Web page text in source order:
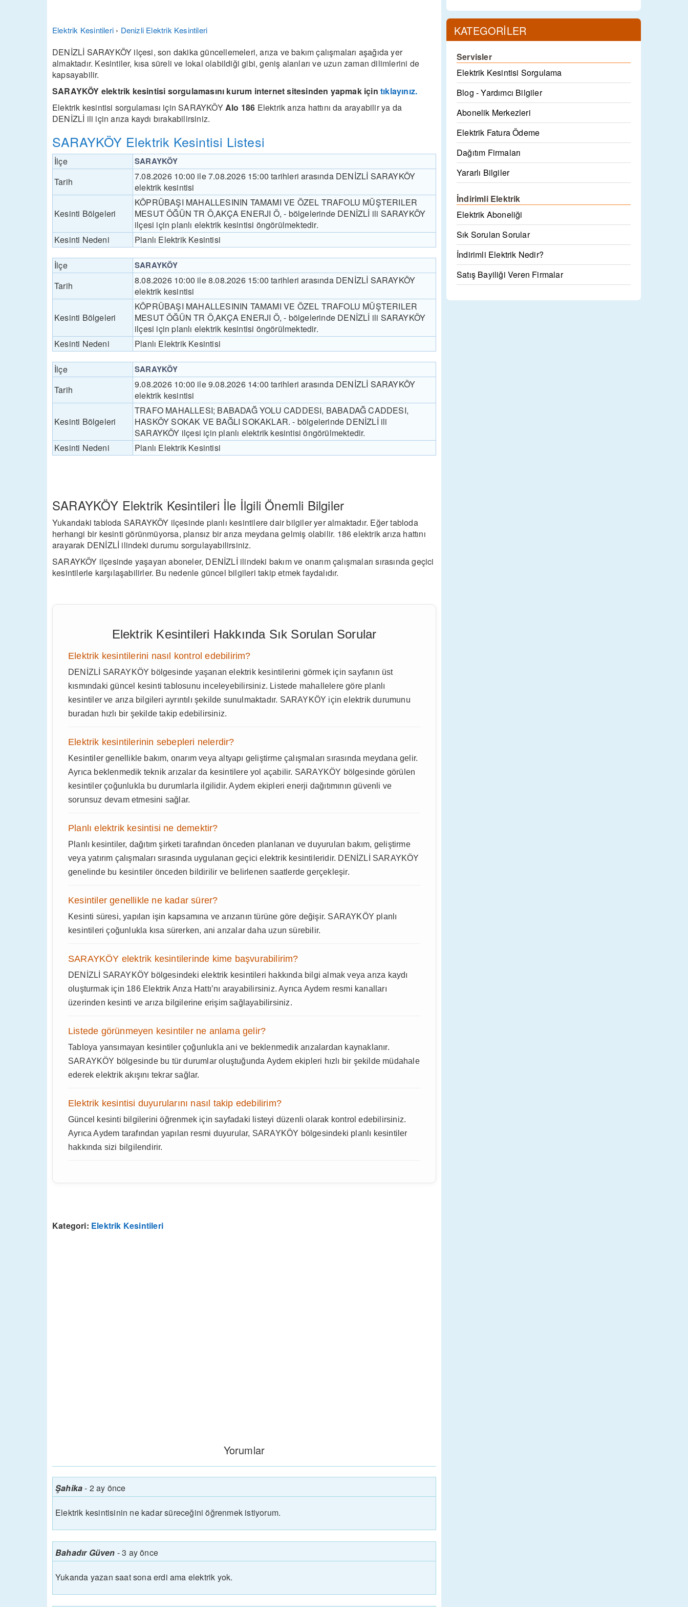
Elektrik Kesintileri › Denizli Elektrik Kesintileri
DENİZLİ SARAYKÖY ilçesi, son dakika güncellemeleri, arıza ve bakım çalışmaları aşağıda yer
almaktadır. Kesintiler, kısa süreli ve lokal olabildiği gibi, geniş alanları ve uzun zaman dilimlerini de
kapsayabilir.
SARAYKÖY elektrik kesintisi sorgulamasını kurum internet sitesinden yapmak içintıklayınız.
Elektrik kesintisi sorgulaması için SARAYKÖYAlo 186 Elektrik arıza hattını da arayabilir ya da
DENİZLİ ili için arıza kaydı bırakabilirsiniz.
SARAYKÖY Elektrik Kesintisi Listesi
İlçe SARAYKÖY
Tarih
7.08.2026 10:00 ile 7.08.2026 15:00 tarihleri arasında DENİZLİ SARAYKÖY
elektrik kesintisi
Kesinti Bölgeleri
KÖPRÜBAŞI MAHALLESININ TAMAMI VE ÖZEL TRAFOLU MÜŞTERILER
MESUT ÖĞÜN TR Ö,AKÇA ENERJI Ö, - bölgelerinde DENİZLİ ili SARAYKÖY
ilçesi için planlı elektrik kesintisi öngörülmektedir.
Kesinti Nedeni
Planlı Elektrik Kesintisi
İlçe SARAYKÖY
Tarih
8.08.2026 10:00 ile 8.08.2026 15:00 tarihleri arasında DENİZLİ SARAYKÖY
elektrik kesintisi
Kesinti Bölgeleri
KÖPRÜBAŞI MAHALLESININ TAMAMI VE ÖZEL TRAFOLU MÜŞTERILER
MESUT ÖĞÜN TR Ö,AKÇA ENERJI Ö, - bölgelerinde DENİZLİ ili SARAYKÖY
ilçesi için planlı elektrik kesintisi öngörülmektedir.
Kesinti Nedeni
Planlı Elektrik Kesintisi
İlçe SARAYKÖY
Tarih
9.08.2026 10:00 ile 9.08.2026 14:00 tarihleri arasında DENİZLİ SARAYKÖY
elektrik kesintisi
Kesinti Bölgeleri
TRAFO MAHALLESI; BABADAĞ YOLU CADDESI, BABADAĞ CADDESI,
HASKÖY SOKAK VE BAĞLI SOKAKLAR. - bölgelerinde DENİZLİ ili
SARAYKÖY ilçesi için planlı elektrik kesintisi öngörülmektedir.
Kesinti Nedeni
Planlı Elektrik Kesintisi
SARAYKÖY Elektrik Kesintileri İle İlgili Önemli Bilgiler
Yukarıdaki tabloda SARAYKÖY ilçesinde planlı kesintilere dair bilgiler yer almaktadır. Eğer tabloda
herhangi bir kesinti görünmüyorsa, plansız bir arıza meydana gelmiş olabilir. 186 elektrik arıza hattını
arayarak DENİZLİ ilindeki durumu sorgulayabilirsiniz.
SARAYKÖY ilçesinde yaşayan aboneler, DENİZLİ ilindeki bakım ve onarım çalışmaları sırasında geçici
kesintilerle karşılaşabilirler. Bu nedenle güncel bilgileri takip etmek faydalıdır.
Elektrik Kesintileri Hakkında Sık Sorulan Sorular
Elektrik kesintilerini nasıl kontrol edebilirim?
DENİZLİ SARAYKÖY bölgesinde yaşanan elektrik kesintilerini görmek için sayfanın üst
kısmındaki güncel kesinti tablosunu inceleyebilirsiniz. Listede mahallelere göre planlı
kesintiler ve arıza bilgileri ayrıntılı şekilde sunulmaktadır. SARAYKÖY için elektrik durumunu
buradan hızlı bir şekilde takip edebilirsiniz.
Elektrik kesintilerinin sebepleri nelerdir?
Kesintiler genellikle bakım, onarım veya altyapı geliştirme çalışmaları sırasında meydana gelir.
Ayrıca beklenmedik teknik arızalar da kesintilere yol açabilir. SARAYKÖY bölgesinde görülen
kesintiler çoğunlukla bu durumlarla ilgilidir. Aydem ekipleri enerji dağıtımının güvenli ve
sorunsuz devam etmesini sağlar.
Planlı elektrik kesintisi ne demektir?
Planlı kesintiler, dağıtım şirketi tarafından önceden planlanan ve duyurulan bakım, geliştirme
veya yatırım çalışmaları sırasında uygulanan geçici elektrik kesintileridir. DENİZLİ SARAYKÖY
genelinde bu kesintiler önceden bildirilir ve belirlenen saatlerde gerçekleşir.
Kesintiler genellikle ne kadar sürer?
Kesinti süresi, yapılan işin kapsamına ve arızanın türüne göre değişir. SARAYKÖY planlı
kesintileri çoğunlukla kısa sürerken, ani arızalar daha uzun sürebilir.
SARAYKÖY elektrik kesintilerinde kime başvurabilirim?
DENİZLİ SARAYKÖY bölgesindeki elektrik kesintileri hakkında bilgi almak veya arıza kaydı
oluşturmak için 186 Elektrik Arıza Hattı’nı arayabilirsiniz. Ayrıca Aydem resmi kanalları
üzerinden kesinti ve arıza bilgilerine erişim sağlayabilirsiniz.
Listede görünmeyen kesintiler ne anlama gelir?
Tabloya yansımayan kesintiler çoğunlukla ani ve beklenmedik arızalardan kaynaklanır.
SARAYKÖY bölgesinde bu tür durumlar oluştuğunda Aydem ekipleri hızlı bir şekilde müdahale
ederek elektrik akışını tekrar sağlar.
Elektrik kesintisi duyurularını nasıl takip edebilirim?
Güncel kesinti bilgilerini öğrenmek için sayfadaki listeyi düzenli olarak kontrol edebilirsiniz.
Ayrıca Aydem tarafından yapılan resmi duyurular, SARAYKÖY bölgesindeki planlı kesintiler
hakkında sizi bilgilendirir.
Kategori: Elektrik Kesintileri
Yorumlar
Şahika- 2 ay önce
Elektrik kesintisinin ne kadar süreceğini öğrenmek istiyorum.
Bahadır Güven -3 ay önce
Yukarıda yazan saat sona erdi ama elektrik yok.
KATEGORİLER
Servisler
Elektrik Kesintisi Sorgulama
Blog - Yardımcı Bilgiler
Abonelik Merkezleri
Elektrik Fatura Ödeme
Dağıtım Firmaları
Yararlı Bilgiler
İndirimli Elektrik
Elektrik Aboneliği
Sık Sorulan Sorular
İndirimli Elektrik Nedir?
Satış Bayiliği Veren Firmalar